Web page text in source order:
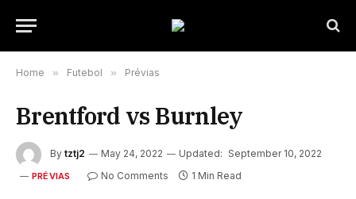
Home » Futebol » Prévias
Brentford vs Burnley
By tztj2 May 24, 2022 Updated: September 10, 2022
PRÉVIAS No Comments 1 Min Read